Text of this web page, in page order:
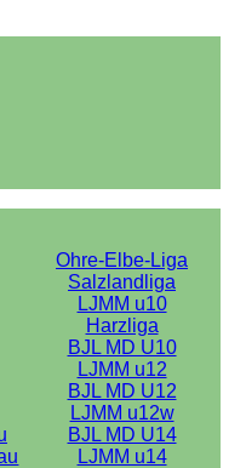
Ohre-Elbe-Liga
Salzlandliga
LJMM u10
Harzliga
BJL MD U10
LJMM u12
BJL MD U12
LJMM u12w
BJL MD U14
LJMM u14